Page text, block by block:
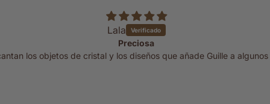
Lala
Preciosa
los objetos de cristal y los diseños que añade Guille a